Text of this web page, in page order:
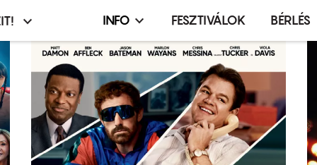
Infó,
esemény,
terembérlés
menü
INFO FESZTIVÁLOK BÉRLÉS